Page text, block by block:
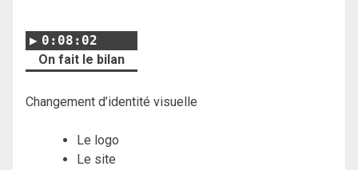
0:08:02
On fait le bilan
Changement d’identité visuelle
Le logo
Le site